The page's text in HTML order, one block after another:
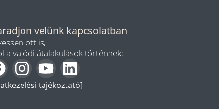
velünk kapcsolatban
ott is,
a valódi átalakulások történnek:
tájékoztató]